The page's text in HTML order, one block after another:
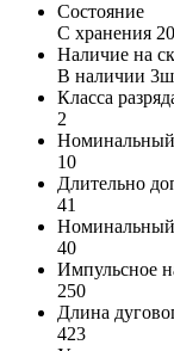
Состояние
С хранения
Наличие на
В наличии
Класса
2
Номинальный
10
Длительно
41
Номинальный
40
Импульсное
250
Длина
423